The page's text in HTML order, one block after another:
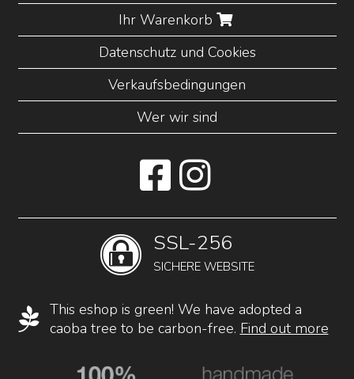
Ihr Warenkorb
Datenschutz und Cookies
Verkaufsbedingungen
Wer wir sind
SSL-256
SICHERE WEBSITE
This eshop is green! We have adopted a
caoba tree to be carbon-free. Find out more